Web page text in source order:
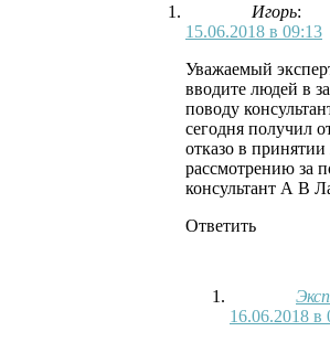
Игорь:
15.06.2018 в 09:13
Уважаемый
вводите людей в
поводу
сегодня получил
отказо в
рассмотрению за
консультант А В
Ответить
16.06.2018 в